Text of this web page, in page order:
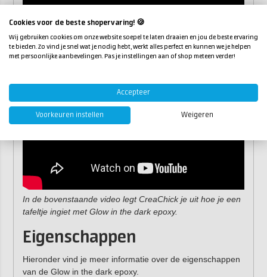
In de bovenstaande video legt CreaChick je uit hoe je een
tafeltje ingiet met Glow in the dark epoxy.
Eigenschappen
Hieronder vind je meer informatie over de eigenschappen
van de Glow in the dark epoxy.
Cookies voor de beste shopervaring! 🍪
Wij gebruiken cookies om onze website soepel te laten draaien en jou de beste ervaring
te bieden. Zo vind je snel wat je nodig hebt, werkt alles perfect en kunnen we je helpen
met persoonlijke aanbevelingen. Pas je instellingen aan of shop meteen verder!
Accepteer
Voorkeuren instellen Weigeren